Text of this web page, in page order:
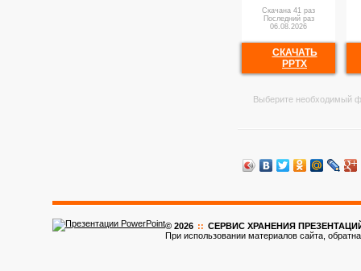
Скачана 41 раз
Последний раз
06.08.2026
СКАЧАТЬ
PPTX
Выберите необходимый
© 2026 :: CЕРВИС ХРАНЕНИЯ ПРЕЗЕНТАЦИЙ
При использовании материалов сайта,